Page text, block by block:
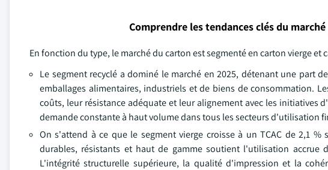
Comprendre les tendances clés du marché
En fonction du type, le marché du carton est segmenté en carton vierge et
Le segment recyclé a dominé le marché en 2025, détenant une part
emballages alimentaires, industriels et de biens de consommation.
coûts, leur résistance adéquate et leur alignement avec les initiatives
demande constante à haut volume dans tous les secteurs d'utilisation
On s'attend à ce que le segment vierge croisse à un TCAC de 2,1
durables, résistants et haut de gamme soutient l'utilisation accrue
L'intégrité structurelle supérieure, la qualité d'impression et la